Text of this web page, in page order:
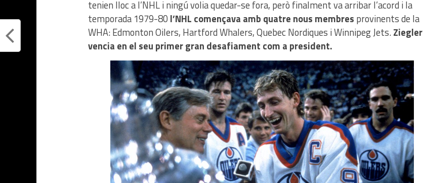
tenien lloc a l’NHL i ningú volia quedar-se fora, però finalment va arribar l’acord i la
temporada 1979-80 l’NHL començava amb quatre nous membres provinents de la
WHA: Edmonton Oilers, Hartford Whalers, Quebec Nordiques i Winnipeg Jets.Ziegler
vencia en el seu primer gran desafiament com a president.